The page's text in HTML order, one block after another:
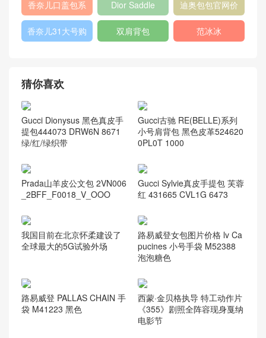
包
提包
432182 Fendi 446744
爱马仕
Gucci2018新款
chanel官网
格
浪包
Bag
香奈儿31大号购
物包
双肩背包 范冰冰
猜你喜欢
提包444073 DRW6N 8671
绿/红/绿织带
小号肩背包 黑色皮革524620
0PL0T 1000
_2BFF_F0018_V_OOO
红 431665 CVL1G 6473
路易威登女包图片价格 lv Ca